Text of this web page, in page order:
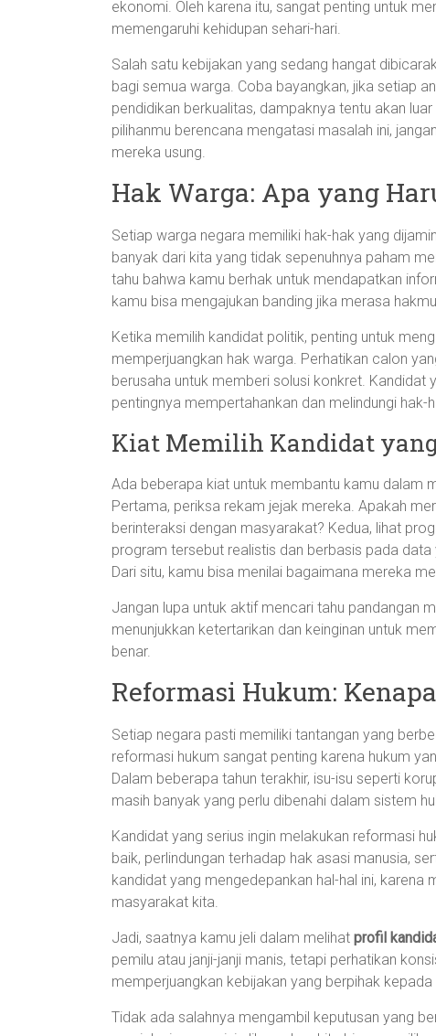
ekonomi. Oleh karena itu, sangat penting untuk
memengaruhi kehidupan sehari-hari.
Salah satu kebijakan yang sedang hangat
bagi semua warga. Coba bayangkan, jika setiap
pendidikan berkualitas, dampaknya tentu akan
pilihanmu berencana mengatasi masalah ini,
mereka usung.
Hak Warga: Apa yang
Setiap warga negara memiliki hak-hak yang
banyak dari kita yang tidak sepenuhnya paham
tahu bahwa kamu berhak untuk mendapatkan
kamu bisa mengajukan banding jika merasa
Ketika memilih kandidat politik, penting untuk
memperjuangkan hak warga. Perhatikan calon
berusaha untuk memberi solusi konkret. Kandidat
pentingnya mempertahankan dan melindungi hak-
Kiat Memilih Kandidat
Ada beberapa kiat untuk membantu kamu dalam
Pertama, periksa rekam jejak mereka. Apakah
berinteraksi dengan masyarakat? Kedua, lihat
program tersebut realistis dan berbasis pada
Dari situ, kamu bisa menilai bagaimana mereka
Jangan lupa untuk aktif mencari tahu pandangan
menunjukkan ketertarikan dan keinginan untuk
benar.
Reformasi Hukum:
Setiap negara pasti memiliki tantangan yang
reformasi hukum sangat penting karena hukum
Dalam beberapa tahun terakhir, isu-isu seperti
masih banyak yang perlu dibenahi dalam sistem
Kandidat yang serius ingin melakukan reformasi
baik, perlindungan terhadap hak asasi manusia,
kandidat yang mengedepankan hal-hal ini,
masyarakat kita.
Jadi, saatnya kamu jeli dalam melihat profil
pemilu atau janji-janji manis, tetapi perhatikan
memperjuangkan kebijakan yang berpihak kepada
Tidak ada salahnya mengambil keputusan yang